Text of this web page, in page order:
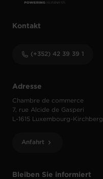
Bleiben Sie informiert
Adresse
Chambre de commerce
7, rue Alcide de Gasperi
L-1615 Luxembourg-Kirchberg
Anfahrt
Kontakt
(+352) 42 39 39 1